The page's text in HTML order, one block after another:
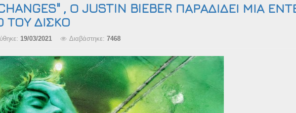
, Ο JUSTIN BIEBER ΠΑΡΑΔΙΔΕΙ ΜΙΑ
ΔΙΣΚΟ
19/03/2021 Διαβάστηκε: 7468